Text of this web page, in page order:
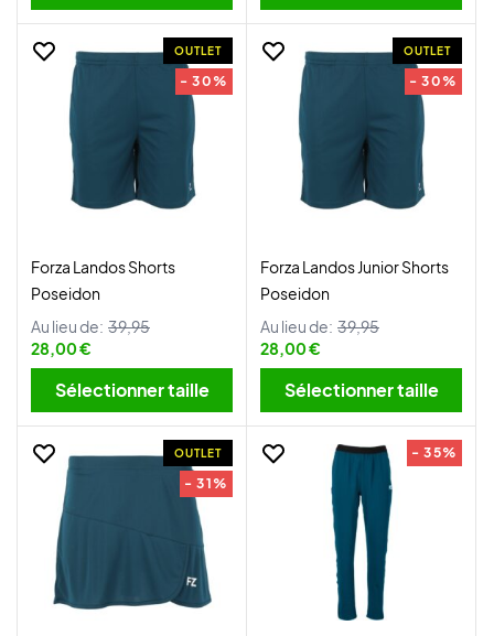
OUTLET
- 30%
Forza Landos Shorts
Poseidon
Au lieu de: 39,95
28,00 €
Sélectionner taille
OUTLET
- 30%
Forza Landos Junior Shorts
Poseidon
Au lieu de: 39,95
28,00 €
Sélectionner taille
OUTLET
- 31%
- 35%